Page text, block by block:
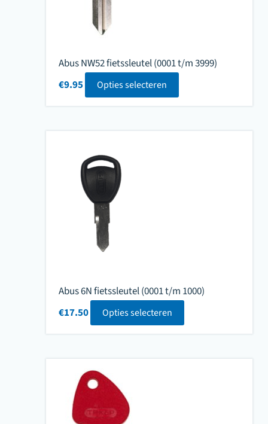
Abus NW52 fietssleutel (0001 t/m 3999)
€9.95 Opties selecteren
Abus 6N fietssleutel (0001 t/m 1000)
€17.50 Opties selecteren